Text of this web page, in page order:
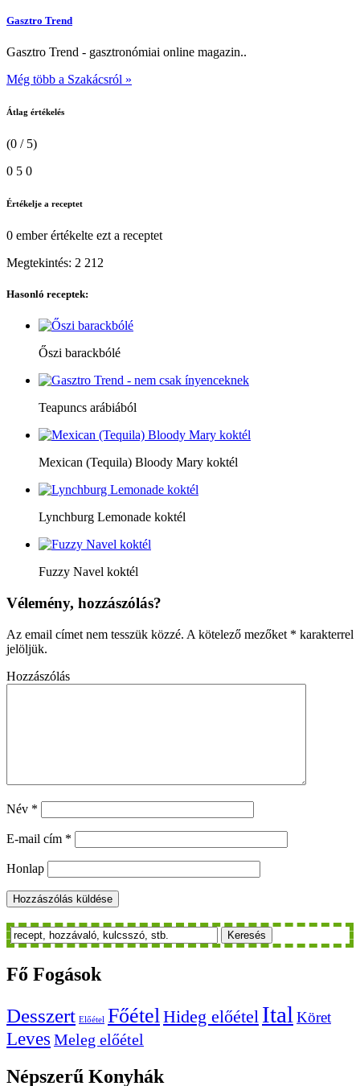
Gasztro Trend
Gasztro Trend - gasztronómiai online magazin..
Még több a Szakácsról »
Átlag értékelés
(0 / 5)
0 5 0
Értékelje a receptet
0 emberértékelte ezt a receptet
Megtekintés: 2 212
Hasonló receptek:
Őszi barackbólé
Teapuncs arábiából
Mexican (Tequila) Bloody Mary koktél
Lynchburg Lemonade koktél
Fuzzy Navel koktél
Vélemény, hozzászólás?
Az email címet nem tesszük közzé. A kötelező mezőket * karakterrel
jelöljük.
Hozzászólás
Név *
E-mail cím *
Honlap
Keresés
Fő Fogások
Desszert Előétel FőételHideg előétel Ital Köret
Leves Meleg előétel
Népszerű Konyhák